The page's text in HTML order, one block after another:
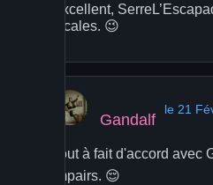
Excellent,
locales. 😉
Gandalf
le 21
Tout à fait d'accord
impairs. 😌